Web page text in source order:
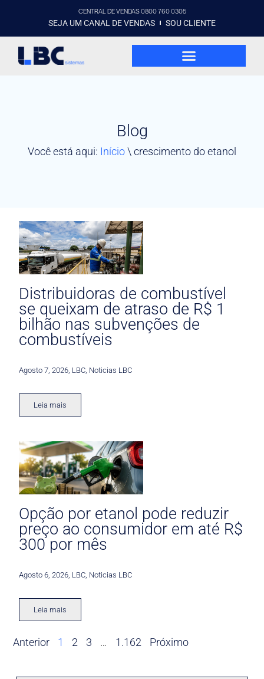
CENTRAL DE VENDAS 0800 760 0305
SEJA UM CANAL DE VENDAS SOU CLIENTE
Blog
Você está aqui: Início\ crescimento do etanol
Distribuidoras de combustível
se queixam de atraso de R$ 1
bilhão nas subvenções de
combustíveis
Agosto 7, 2026 LBC Noticias LBC
Leia mais
Opção por etanol pode reduzir
preço ao consumidor em até R$
300 por mês
Agosto 6, 2026 LBC Noticias LBC
Leia mais
Anterior 1 2 3 … 1.162 Próximo